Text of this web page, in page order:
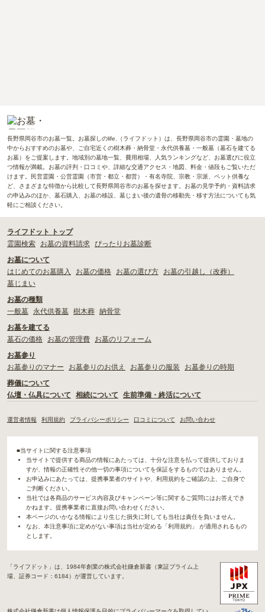
長野県岡谷市のお墓一覧。お墓探しのlife.（ライフドット）は、長野県岡谷市の霊園・墓地の
中からおすすめのお墓や、ご自宅近くの樹木葬・納骨堂・永代供養墓・一般墓（墓石を建てる
お墓）をご提案します。地域別の墓地一覧、費用相場、人気ランキングなど、お墓選びに役立
つ情報が満載。お墓の評判・口コミや、詳細な交通アクセス・地図、料金・値段もご覧いただ
けます。民営霊園・公営霊園（市営・都立・都営）・有名寺院、宗教・宗派、ペット供養な
ど、さまざまな特徴から比較して長野県岡谷市のお墓を探せます。お墓の見学予約・資料請求
の申込みのほか、墓石購入、お墓の移設、墓じまい後の遺骨の移動先・移す方法についても気
軽にご相談ください。
ライフドット トップ
霊園検索
お墓の資料請求 ぴったりお墓診断
お墓について
はじめてのお墓購入
お墓の価格 お墓の選び方
お墓の引越し（改葬）
墓じまい
お墓の種類
一般墓
永代供養墓 樹木葬 納骨堂
お墓を建てる
墓石の価格
お墓の管理費
お墓のリフォーム
お墓参り
お墓参りのマナー
お墓参りのお供え お墓参りの服装
お墓参りの時期
葬儀について
仏壇・仏具について
相続について 生前準備・終活について
運営者情報 利用規約 プライバシーポリシー 口コミについて お問い合わせ
■当サイトに関する注意事項
当サイトで提供する商品の情報にあたっては、十分な注意を払って提供しておりま
すが、情報の正確性その他一切の事項についてを保証をするものではありません。
お申込みにあたっては、提携事業者のサイトや、利用規約をご確認の上、ご自身で
ご判断ください。
当社では各商品のサービス内容及びキャンペーン等に関するご質問にはお答えでき
かねます。提携事業者に直接お問い合わせください。
本ページのいかなる情報により生じた損失に対しても当社は責任を負いません。
なお、本注意事項に定めがない事項は当社が定める「利用規約」 が適用されるもの
とします。
「ライフドット」は、1984年創業の株式会社鎌倉新書（東証プライム上
場、証券コード：6184）が運営しています。